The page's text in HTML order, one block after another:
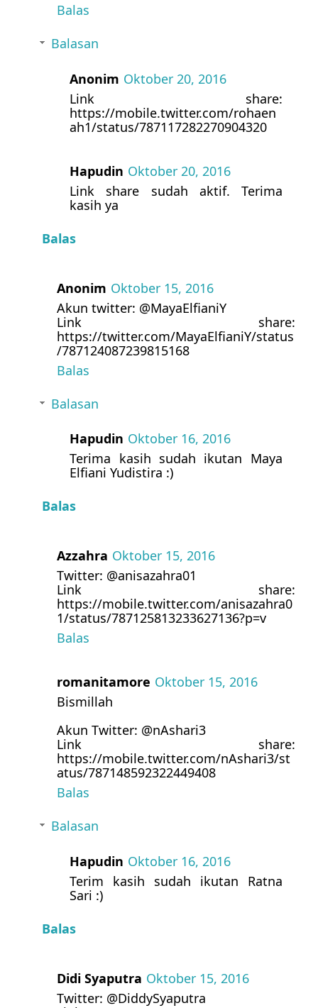
Balas
Balasan
Anonim Oktober 20, 2016
Link share:
https://mobile.twitter.com/rohaen
ah1/status/787117282270904320
Hapudin Oktober 20, 2016
Link share sudah aktif. Terima
kasih ya
Balas
Anonim Oktober 15, 2016
Akun twitter: @MayaElfianiY
Link share:
https://twitter.com/MayaElfianiY/status
/787124087239815168
Balas
Balasan
Hapudin Oktober 16, 2016
Terima kasih sudah ikutan Maya
Elfiani Yudistira :)
Balas
Azzahra Oktober 15, 2016
Twitter: @anisazahra01
Link share:
https://mobile.twitter.com/anisazahra0
1/status/787125813233627136?p=v
Balas
romanitamore Oktober 15, 2016
Bismillah
Akun Twitter: @nAshari3
Link share:
https://mobile.twitter.com/nAshari3/st
atus/787148592322449408
Balas
Balasan
Hapudin Oktober 16, 2016
Terim kasih sudah ikutan Ratna
Sari :)
Balas
Didi Syaputra Oktober 15, 2016
Twitter: @DiddySyaputra